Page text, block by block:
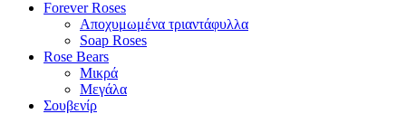
Forever Roses
Αποχυμωμένα τριαντάφυλλα
Soap Roses
Rose Βears
Μικρά
Μεγάλα
Σουβενίρ